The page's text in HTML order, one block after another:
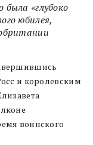
«глубоко
юбилея,
и королевским
воинского